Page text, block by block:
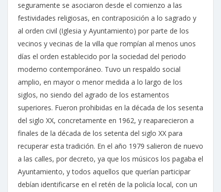
seguramente se asociaron desde el comienzo a las
festividades religiosas, en contraposición a lo sagrado y
al orden civil (Iglesia y Ayuntamiento) por parte de los
vecinos y vecinas de la villa que rompían al menos unos
días el orden establecido por la sociedad del periodo
moderno contemporáneo. Tuvo un respaldo social
amplio, en mayor o menor medida a lo largo de los
siglos, no siendo del agrado de los estamentos
superiores. Fueron prohibidas en la década de los sesenta
del siglo XX, concretamente en 1962, y reaparecieron a
finales de la década de los setenta del siglo XX para
recuperar esta tradición. En el año 1979 salieron de nuevo
a las calles, por decreto, ya que los músicos los pagaba el
Ayuntamiento, y todos aquellos que querían participar
debían identificarse en el retén de la policía local, con un